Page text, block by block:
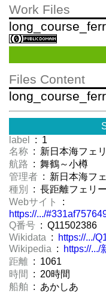
Work Files
Files Content
label
: 1
名称 : 新日本海フェ
航路 : 舞鶴～小樽
管理者 : 新日本海フ
種別
: 長距離フェリー
Webサイト
:
https://.../
Q番号 : Q11502386
Wikidata :
https://.../
Wikipedia :
https://.../
距離 : 1061
時間
: 20時間
船舶 : あかしあ